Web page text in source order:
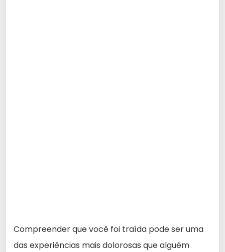
Compreender que você foi traída pode ser uma
das experiências mais dolorosas que alguém